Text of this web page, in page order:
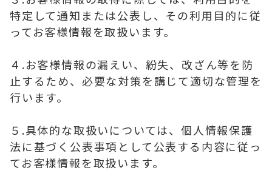
特定して通知または公表し、その利用目的に従
ってお客様情報を取扱います。
４.お客様情報の漏えい、紛失、改ざん等を防
止するため、必要な対策を講じて適切な管理を
行います。
５.具体的な取扱いについては、個人情報保護
法に基づく公表事項として公表する内容に従っ
てお客様情報を取扱います。